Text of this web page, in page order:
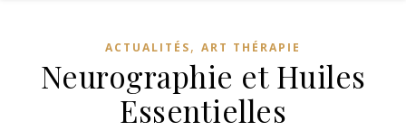
ACTUALITÉS, ART THÉRAPIE
Neurographie et Huiles
Essentielles